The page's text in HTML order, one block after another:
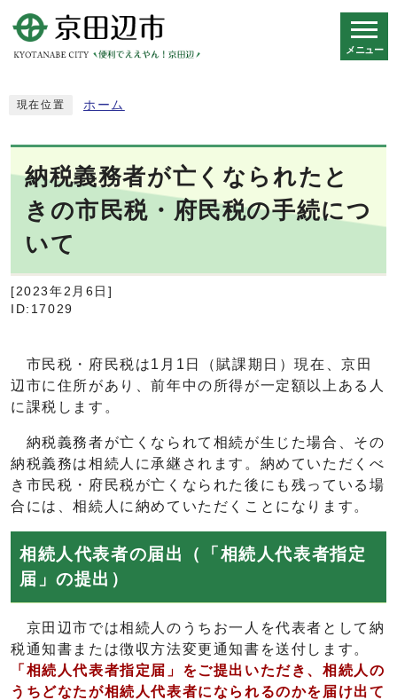
メニュー
現在位置 ホーム
納税義務者が亡くなられたと
きの市民税・府民税の手続につ
いて
[2023年2月6日]
ID:17029
市民税・府民税は1月1日（賦課期日）現在、京田
辺市に住所があり、前年中の所得が一定額以上ある人
に課税します。
納税義務者が亡くなられて相続が生じた場合、その
納税義務は相続人に承継されます。納めていただくべ
き市民税・府民税が亡くなられた後にも残っている場
合には、相続人に納めていただくことになります。
相続人代表者の届出（「相続人代表者指定
届」の提出）
京田辺市では相続人のうちお一人を代表者として納
税通知書または徴収方法変更通知書を送付します。
「相続人代表者指定届」をご提出いただき、相続人の
うちどなたが相続人代表者になられるのかを届け出て